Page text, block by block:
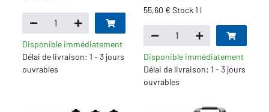
Disponible immédiatement
Délai de livraison: 1 - 3 jours
ouvrables
55,60 € Stock 1 l
Disponible immédiatement
Délai de livraison: 1 - 3 jours
ouvrables